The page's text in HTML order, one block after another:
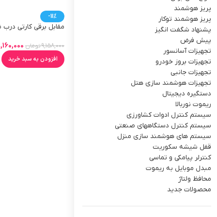
پریز هوشمند
پریز هوشمند توکار
پشنهاد شگفت انگیز
پیش فرض
تجهیزات آسانسور
تجهیزات بروز خودرو
تجهیزات جانبی
تجهیزات هوشمند سازی هتل
دستگیره دیجیتال
ریموت نوربالا
سیستم کنترل ادوات کشاورزی
سیستم کنترل دستگاههای صنعتی
سیستم های هوشمند سازی منزل
قفل شیشه سکوریت
کنترلر پیامکی و تماسی
مبدل موبایل به ریموت
محافظ ولتاژ
محصولات جدید
-11%
مقابل برقی کارتی
9,158,000تومان
افزودن به سبد خرید